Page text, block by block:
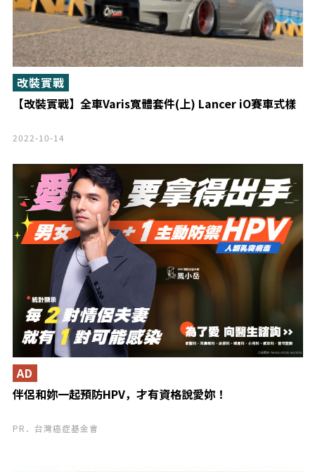
【改裝實戰】全車Varis寬體套件(上) Lancer iO賽車式樣
改裝實戰
2022-10-14
伴侶和妳一起預防HPV，才有資格說愛妳！
AD
PR．台灣癌症基金會